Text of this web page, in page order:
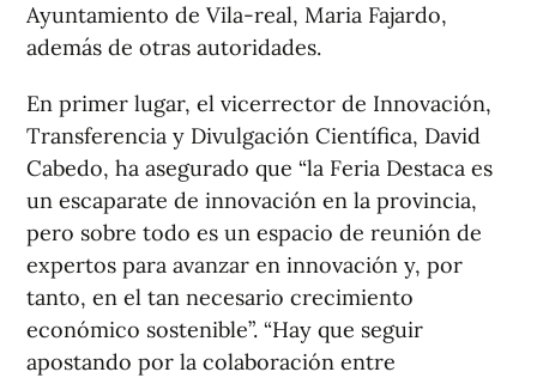
Ayuntamiento de Vila-real, Maria Fajardo,
además de otras autoridades.
En primer lugar, el vicerrector de Innovación,
Transferencia y Divulgación Científica, David
Cabedo, ha asegurado que “la Feria Destaca es
un escaparate de innovación en la provincia,
pero sobre todo es un espacio de reunión de
expertos para avanzar en innovación y, por
tanto, en el tan necesario crecimiento
económico sostenible”. “Hay que seguir
apostando por la colaboración entre